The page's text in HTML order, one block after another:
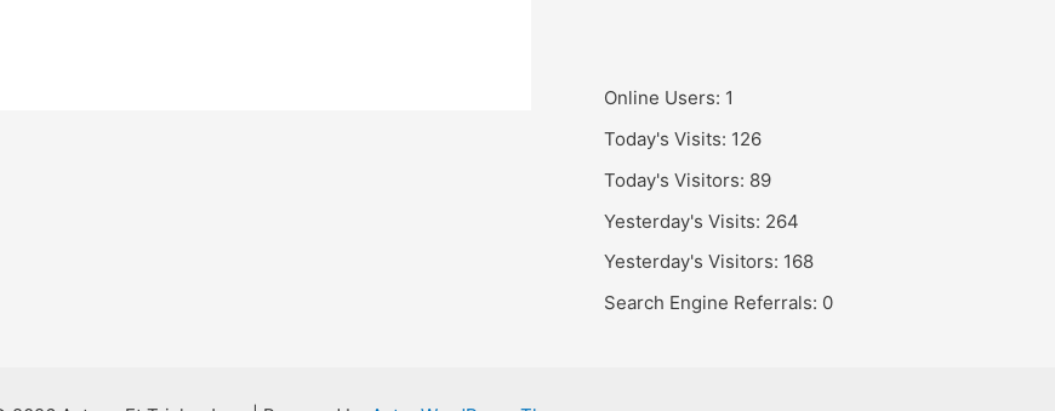
Online Users: 1
Today's Visits: 126
Today's Visitors: 89
Yesterday's Visits: 264
Yesterday's Visitors: 168
Search Engine Referrals: 0